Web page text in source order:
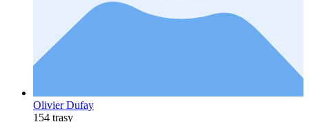
Olivier Dufay
154 trasy